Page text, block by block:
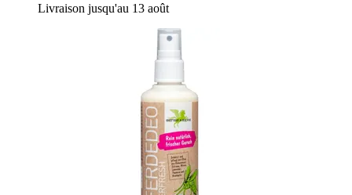
Livraison jusqu'au 13 août